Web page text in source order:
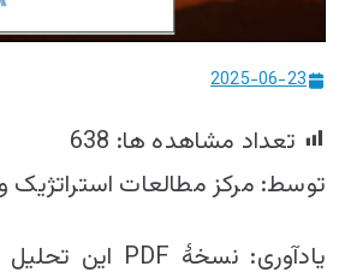
ییزو
2025-06-23
تعداد مشاهده ها: 638
توسط: مرکز مطالعات استراتژيک
یادآوری: نسخۀ PDF این تحلیل را از